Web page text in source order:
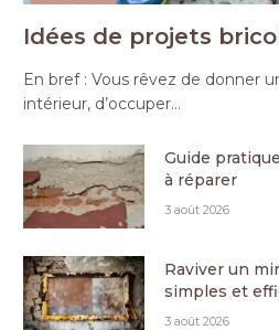
Idées de projets
En bref : Vous rêvez de donner
intérieur, d’occuper…
Guide
à réparer
3 août 2026
Raviver un
simples et
3 août 2026